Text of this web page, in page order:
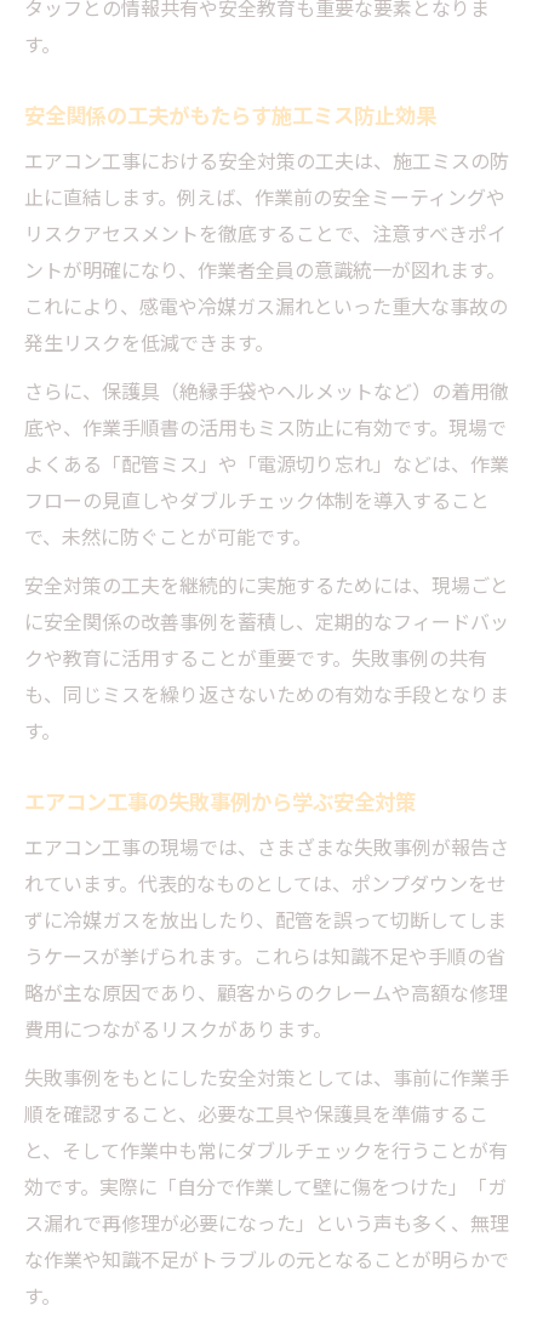
タッフとの情報共有や安全教育も重要な要素となりま
す。
安全関係の工夫がもたらす施工ミス防止効果
エアコン工事における安全対策の工夫は、施工ミスの防
止に直結します。例えば、作業前の安全ミーティングや
リスクアセスメントを徹底することで、注意すべきポイ
ントが明確になり、作業者全員の意識統一が図れます。
これにより、感電や冷媒ガス漏れといった重大な事故の
発生リスクを低減できます。
さらに、保護具（絶縁手袋やヘルメットなど）の着用徹
底や、作業手順書の活用もミス防止に有効です。現場で
よくある「配管ミス」や「電源切り忘れ」などは、作業
フローの見直しやダブルチェック体制を導入すること
で、未然に防ぐことが可能です。
安全対策の工夫を継続的に実施するためには、現場ごと
に安全関係の改善事例を蓄積し、定期的なフィードバッ
クや教育に活用することが重要です。失敗事例の共有
も、同じミスを繰り返さないための有効な手段となりま
す。
エアコン工事の失敗事例から学ぶ安全対策
エアコン工事の現場では、さまざまな失敗事例が報告さ
れています。代表的なものとしては、ポンプダウンをせ
ずに冷媒ガスを放出したり、配管を誤って切断してしま
うケースが挙げられます。これらは知識不足や手順の省
略が主な原因であり、顧客からのクレームや高額な修理
費用につながるリスクがあります。
失敗事例をもとにした安全対策としては、事前に作業手
順を確認すること、必要な工具や保護具を準備するこ
と、そして作業中も常にダブルチェックを行うことが有
効です。実際に「自分で作業して壁に傷をつけた」「ガ
ス漏れで再修理が必要になった」という声も多く、無理
な作業や知識不足がトラブルの元となることが明らかで
す。